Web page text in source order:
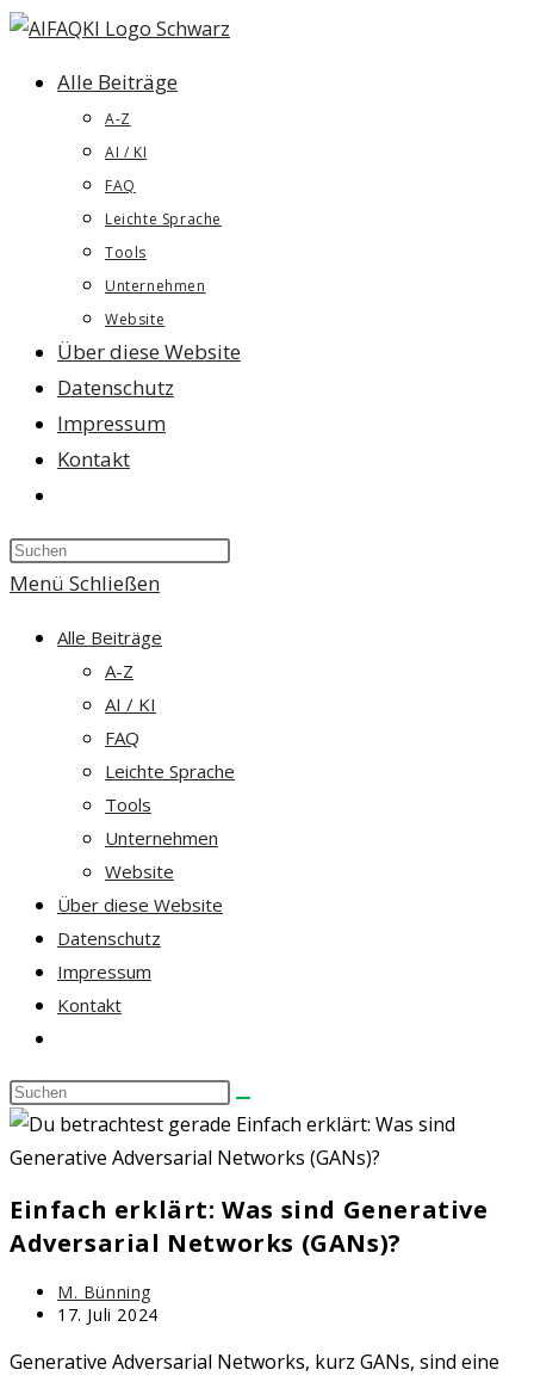
Zum
springenAlle Beiträge
A-Z
AI / KI
FAQ
Leichte Sprache
Tools
Unternehmen
Website
Über diese Website
Datenschutz
Impressum
Kontakt
umschalten
Press
Menü Schließen
Alle Beiträge
A-Z
AI / KI
FAQ
Leichte Sprache
Tools
Unternehmen
Website
Über diese Website
Datenschutz
Impressum
Kontakt
umschalten
Diese
Website
durchsuchen
Einfach erklärt: Was sind Generative
Adversarial Networks (GANs)?
Beitrags-
Autor:
M. Bünning
Beitrag
geändert
17. Juli 2024
Generative Adversarial Networks, kurz GANs, sind eine